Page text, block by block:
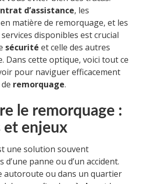
d’assistance, les
en matière de remorquage, et les
disponibles est crucial
sécurité et celle des autres
Dans cette optique, voici tout ce
pour naviguer efficacement
remorquage.
le remorquage :
enjeux
une solution souvent
panne ou d’un accident.
autoroute ou dans un quartier